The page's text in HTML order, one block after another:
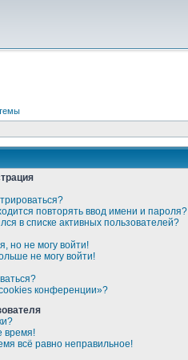
повторять ввод имени и пароля?
в списке активных пользователей?
но не могу войти!
не могу войти!
конференции»?
время!
всё равно неправильное!